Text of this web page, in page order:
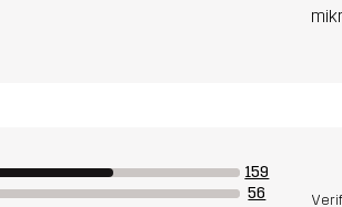
159
56